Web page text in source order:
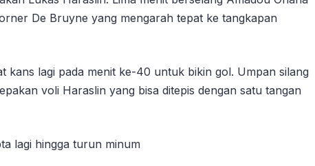
De Bruyne yang mengarah tepat ke tangkapan
kans lagi pada menit ke-40 untuk bikin gol. Umpan silang
voli Haraslin yang bisa ditepis dengan satu tangan
lagi hingga turun minum